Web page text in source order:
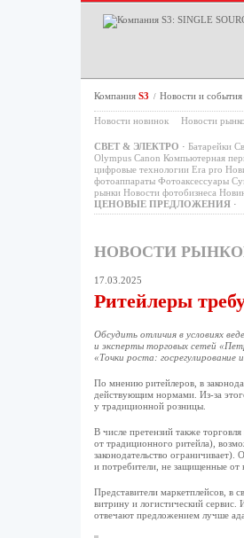
Компания S3 / Новости и события
Новости новинок Новости
СВЕТ & ЭЛЕКТРО · Батарейки
Olympus Canon Компьютерная
цифровые технологии Era pro
фотоаппараты Фотоаксессуары
рынки Новости фотобизнеса
ЦЕНОВЫЕ ПРЕДЛОЖЕНИЯ ·
НОВОСТИ
17.03.2025
Ритейлеры
Обсудить отличия в условиях
и эксперты торговых сетей
«Точки роста: госрегулирование
По мнению ритейлеров, в
действующим нормами. Из-за
у традиционной розницы.
В числе претензий также
от традиционного ритейла),
законодательство
и потребители, не защищенные от
Представители маркетплейсов, в
витрину и логистический сервис.
отвечают предложением лучше